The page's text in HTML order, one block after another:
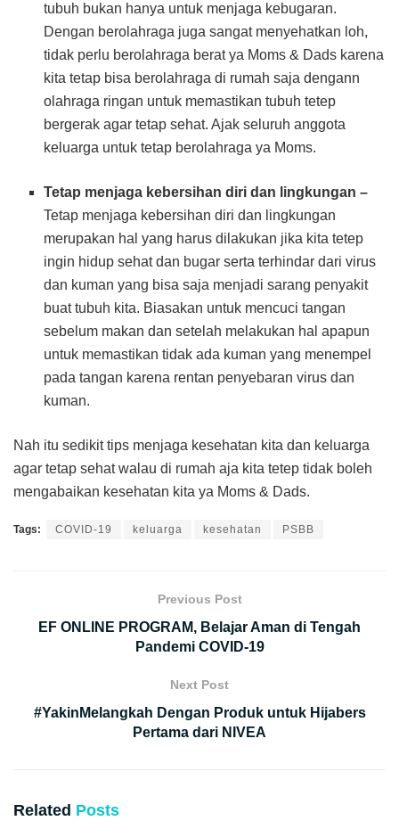
tubuh bukan hanya untuk menjaga kebugaran.
Dengan berolahraga juga sangat menyehatkan loh,
tidak perlu berolahraga berat ya Moms & Dads karena
kita tetap bisa berolahraga di rumah saja dengann
olahraga ringan untuk memastikan tubuh tetep
bergerak agar tetap sehat. Ajak seluruh anggota
keluarga untuk tetap berolahraga ya Moms.
Tetap menjaga kebersihan diri dan lingkungan –
Tetap menjaga kebersihan diri dan lingkungan
merupakan hal yang harus dilakukan jika kita tetep
ingin hidup sehat dan bugar serta terhindar dari virus
dan kuman yang bisa saja menjadi sarang penyakit
buat tubuh kita. Biasakan untuk mencuci tangan
sebelum makan dan setelah melakukan hal apapun
untuk memastikan tidak ada kuman yang menempel
pada tangan karena rentan penyebaran virus dan
kuman.
Nah itu sedikit tips menjaga kesehatan kita dan keluarga
agar tetap sehat walau di rumah aja kita tetep tidak boleh
mengabaikan kesehatan kita ya Moms & Dads.
Tags: COVID-19 keluarga kesehatan PSBB
Previous Post
EF ONLINE PROGRAM, Belajar Aman di Tengah
Pandemi COVID-19
Next Post
#YakinMelangkah Dengan Produk untuk Hijabers
Pertama dari NIVEA
Related Posts